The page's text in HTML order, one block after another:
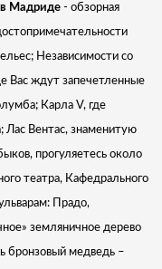
в Мадриде - обзорная
Независимости со
Вас ждут запечетленные
Карла V, где
Лас Вентас, знаменитую
прогуляетесь около
театра, Кафедрального
Прадо,
земляничное дерево
бронзовый медведь –